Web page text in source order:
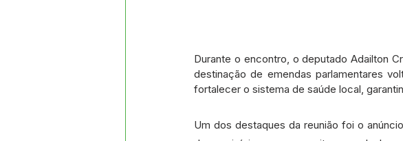
Durante o encontro, o deputado Adailton
destinação de emendas parlamentares
fortalecer o sistema de saúde local,
Um dos destaques da reunião foi o